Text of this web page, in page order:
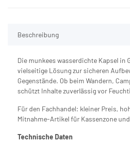
Beschreibung
Die munkees wasserdichte Kapsel in
vielseitige Lösung zur sicheren
Gegenstände. Ob beim Wandern,
schützt Inhalte zuverlässig vor
Für den Fachhandel: kleiner Preis,
Mitnahme-Artikel für Kassenzone
Technische Daten